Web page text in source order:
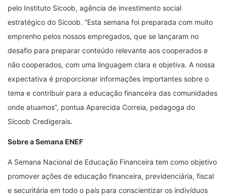
pelo Instituto Sicoob, agência de investimento social
estratégico do Sicoob. “Esta semana foi preparada com muito
emprenho pelos nossos empregados, que se lançaram no
desafio para preparar conteúdo relevante aos cooperados e
não cooperados, com uma linguagem clara e objetiva. A nossa
expectativa é proporcionar informações importantes sobre o
tema e contribuir para a educação financeira das comunidades
onde atuamos”, pontua Aparecida Correia, pedagoga do
Sicoob Credigerais.
Sobre a Semana ENEF
A Semana Nacional de Educação Financeira tem como objetivo
promover ações de educação financeira, previdenciária, fiscal
e securitária em todo o país para conscientizar os indivíduos